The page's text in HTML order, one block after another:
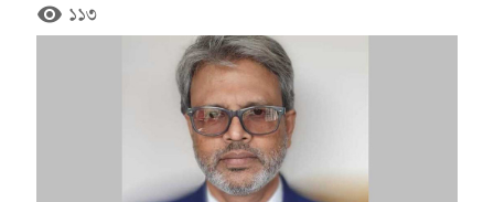
remove_red_eye ১১৩